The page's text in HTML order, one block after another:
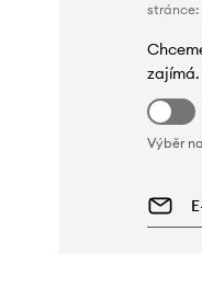
stránce:
Výběr